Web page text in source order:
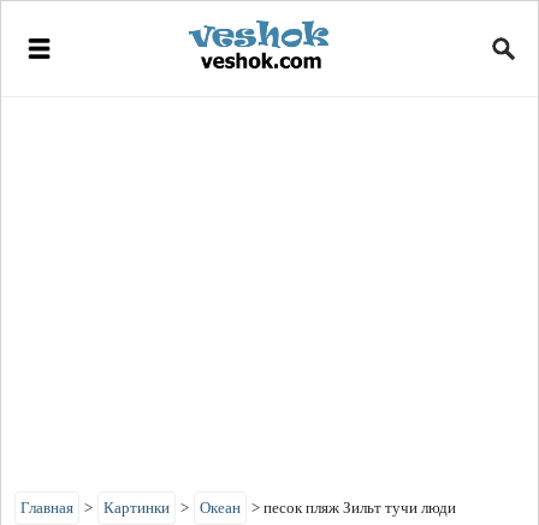
Главная > Картинки > Океан > песок пляж Зильт тучи люди